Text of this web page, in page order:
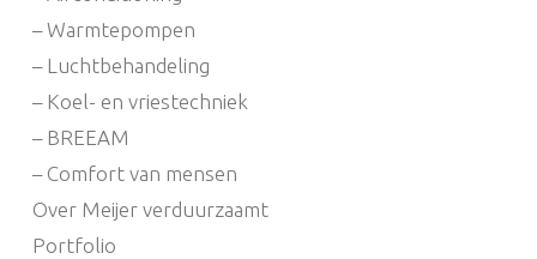
– Warmtepompen
– Luchtbehandeling
– Koel- en vriestechniek
– BREEAM
– Comfort van mensen
Over Meijer verduurzaamt
Portfolio